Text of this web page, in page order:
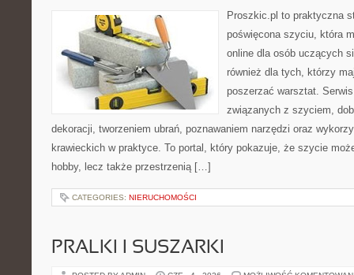
Proszkic.pl to praktyczna
poświęcona szyciu, która
online dla osób uczących
również dla tych, którzy
poszerzać warsztat.
związanych z szyciem,
dekoracji, tworzeniem ubrań, poznawaniem narzędzi oraz
krawieckich w praktyce. To portal, który pokazuje, że szycie
hobby, lecz także przestrzenią […]
CATEGORIES: NIERUCHOMOŚCI
PRALKI I SUSZARKI